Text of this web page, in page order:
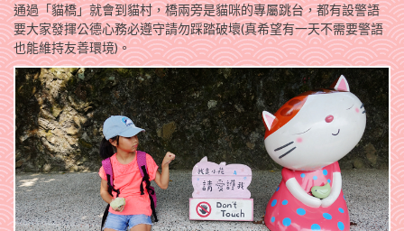
通過「貓橋」就會到貓村，橋兩旁是貓咪的專屬跳台，都有設警語
要大家發揮公德心務必遵守請勿踩踏破壞(真希望有一天不需要警語
也能維持友善環境)。